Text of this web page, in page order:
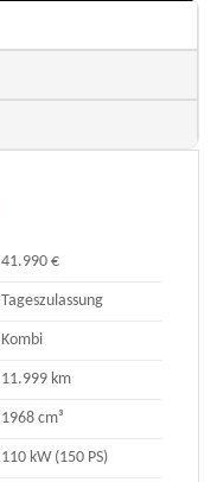
41.990 €
Tageszulassung
Kombi
11.999 km
1968 cm³
110 kW (150 PS)